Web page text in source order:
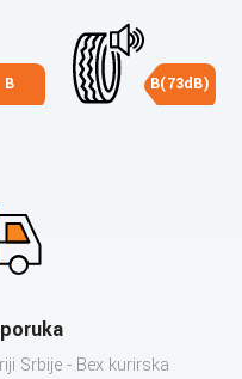
B B(73dB)
Srbije - Bex kurirska